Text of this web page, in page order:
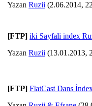
Yazan Ruzii (2.06.2014,
[FTP] iki Sayfali index
Yazan Ruzii (13.01.2013,
[FTP] FlatCast Dans